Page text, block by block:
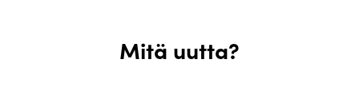
Mitä uutta?